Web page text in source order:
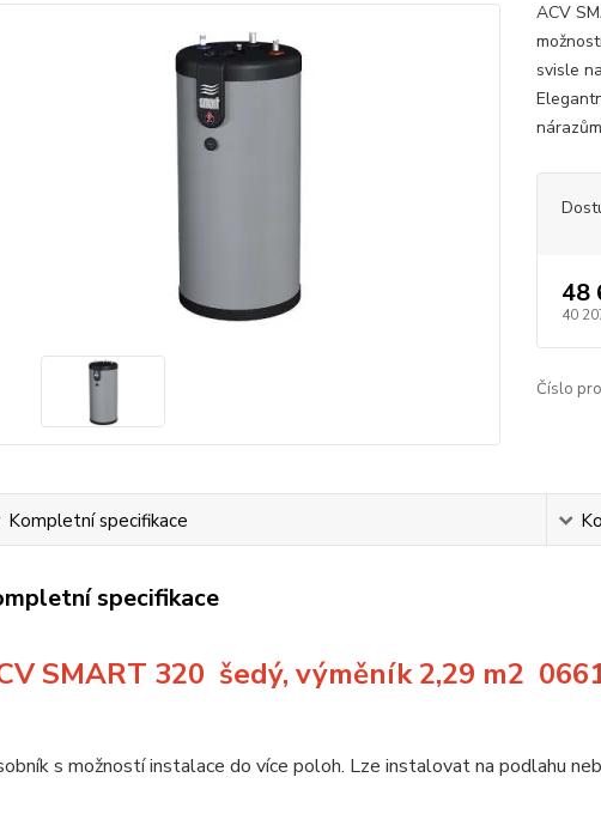
ACV
svisle
48
40
Číslo
Kompletní specifikace
specifikace
SMART 320 šedý, výměník 2,29 m2
s možností instalace do více poloh. Lze instalovat na podlahu